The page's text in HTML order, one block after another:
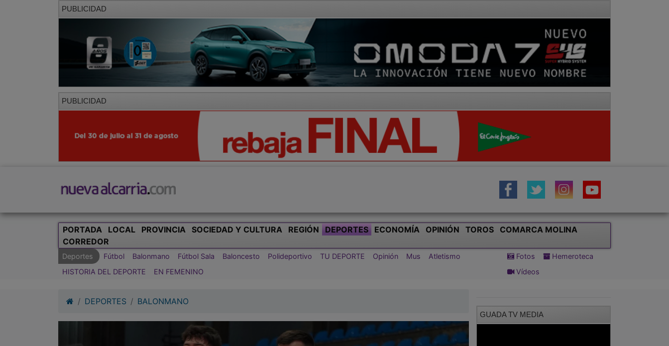
PUBLICIDAD
PUBLICIDAD
PORTADA LOCAL PROVINCIA SOCIEDAD Y CULTURA REGIÓN DEPORTES ECONOMÍA OPINIÓN TOROS
COMARCA MOLINA
CORREDOR
Deportes Fútbol Balonmano Fútbol Sala Baloncesto Polideportivo TU DEPORTE Opinión Mus
Atletismo
HISTORIA DEL DEPORTE
EN FEMENINO
Fotos
Hemeroteca
Vídeos
DEPORTES BALONMANO
GUADA TV MEDIA